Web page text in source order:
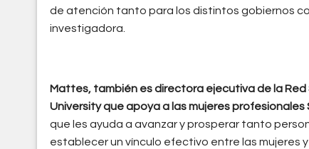
de atención tanto para los distintos gobiernos
investigadora.
Mattes, también es directora ejecutiva de la Red
University que apoya a las mujeres profesionales
que les ayuda a avanzar y prosperar tanto
establecer un vínculo efectivo entre las mujeres